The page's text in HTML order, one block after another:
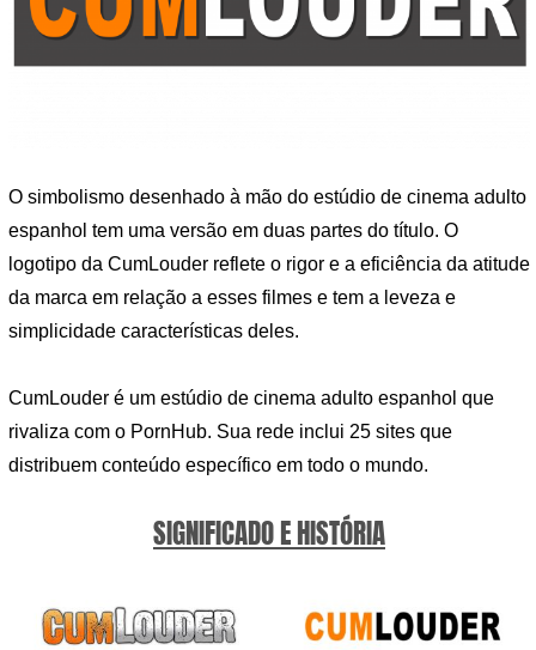
O simbolismo desenhado à mão do estúdio de cinema adulto
espanhol tem uma versão em duas partes do título. O
logotipo da CumLouder reflete o rigor e a eficiência da atitude
da marca em relação a esses filmes e tem a leveza e
simplicidade características deles.
CumLouder é um estúdio de cinema adulto espanhol que
rivaliza com o PornHub. Sua rede inclui 25 sites que
distribuem conteúdo específico em todo o mundo.
SIGNIFICADO E HISTÓRIA